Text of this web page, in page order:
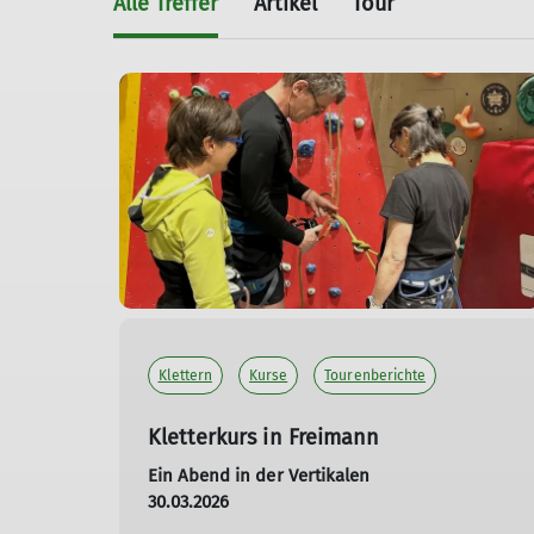
Klettern Kurse Tourenberichte
Kletterkurs in Freimann
Ein Abend in der Vertikalen
30.03.2026